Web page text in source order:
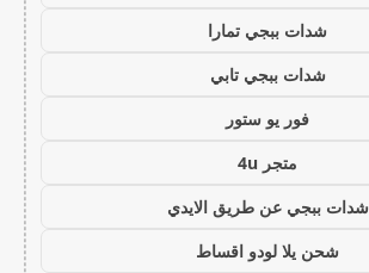
شدات ببجي تمارا
شدات ببجي تابي
فور يو ستور
متجر 4u
شدات ببجي عن طريق الايدي
شحن يلا لودو اقساط